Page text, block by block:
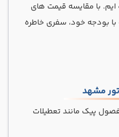
با مقایسه قیمت های
بودجه خود، سفری خاطره
تور مشهد
پیک مانند تعطیلات